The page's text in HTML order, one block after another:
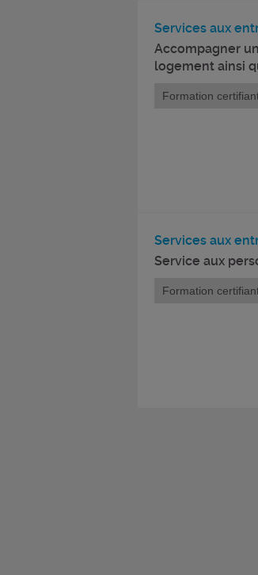
Services aux
Accompagner
logement ainsi
Formation
Services aux
Service aux
Formation